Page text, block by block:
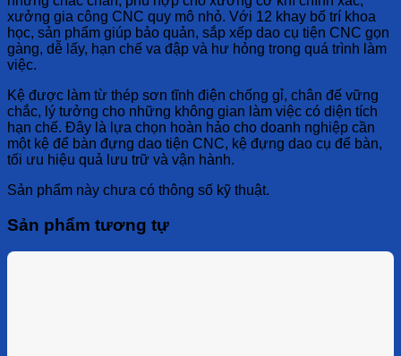
xưởng gia công CNC quy mô nhỏ. Với 12 khay bố trí khoa
học, sản phẩm giúp bảo quản, sắp xếp dao cụ tiện CNC gọn
gàng, dễ lấy, hạn chế va đập và hư hỏng trong quá trình làm
việc.
Kệ được làm từ thép sơn tĩnh điện chống gỉ, chân đế vững
chắc, lý tưởng cho những không gian làm việc có diện tích
hạn chế. Đây là lựa chọn hoàn hảo cho doanh nghiệp cần
một kệ để bàn đựng dao tiện CNC, kệ đựng dao cụ để bàn,
tối ưu hiệu quả lưu trữ và vận hành.
Sản phẩm này chưa có thông số kỹ thuật.
Sản phẩm tương tự